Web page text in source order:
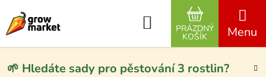
🌱 Hledáte sady pro pěstování 3 rostlin?
Hledat
NÁKUPNÍ
PRÁZDNÝ
KOŠÍK